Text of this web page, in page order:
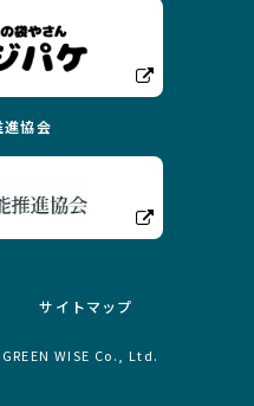
進協会
サイトマップ
WISE Co., Ltd.